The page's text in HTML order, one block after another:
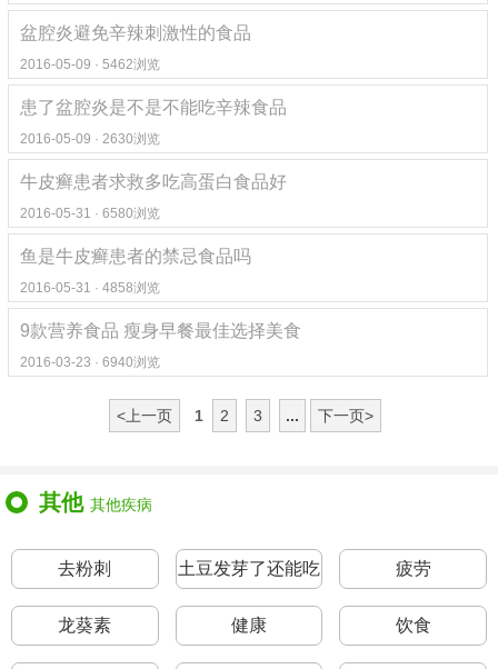
盆腔炎避免辛辣刺激性的食品
2016-05-09 · 5462浏览
患了盆腔炎是不是不能吃辛辣食品
2016-05-09 · 2630浏览
牛皮癣患者求救多吃高蛋白食品好
2016-05-31 · 6580浏览
鱼是牛皮癣患者的禁忌食品吗
2016-05-31 · 4858浏览
9款营养食品 瘦身早餐最佳选择美食
2016-03-23 · 6940浏览
<上一页 1 2 3 ... 下一页>
其他 其他疾病
去粉刺
土豆发芽了还能吃
吗
疲劳
龙葵素 健康 饮食